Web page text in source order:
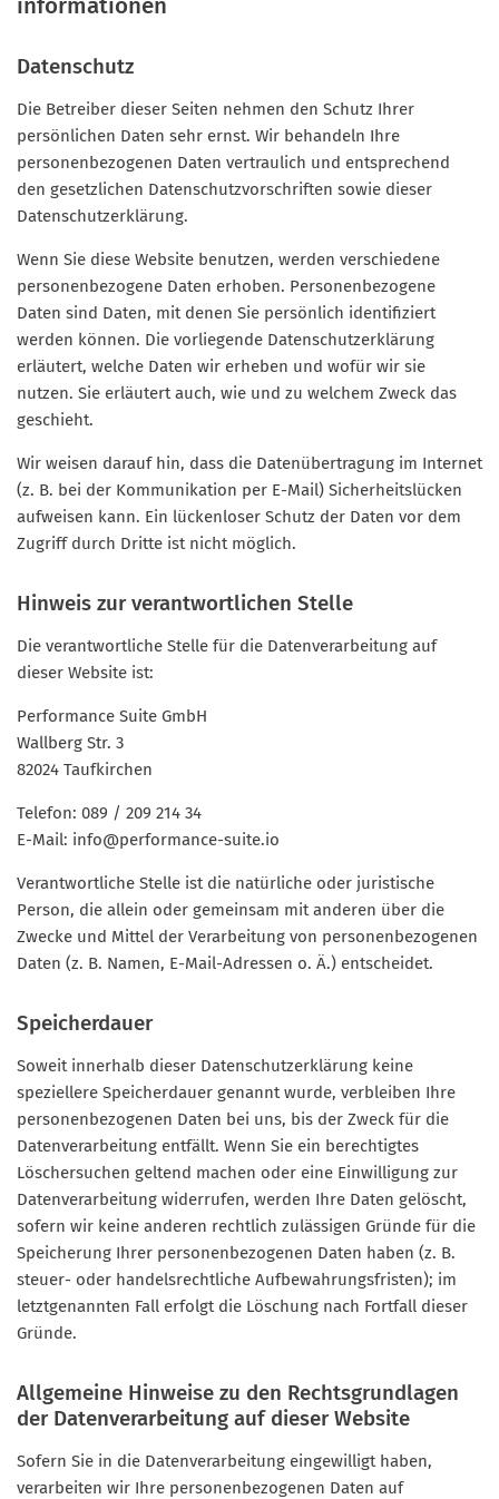
informationen
Datenschutz
Die Betreiber dieser Seiten nehmen den Schutz Ihrer
persönlichen Daten sehr ernst. Wir behandeln Ihre
personenbezogenen Daten vertraulich und entsprechend
den gesetzlichen Datenschutzvorschriften sowie dieser
Datenschutzerklärung.
Wenn Sie diese Website benutzen, werden verschiedene
personenbezogene Daten erhoben. Personenbezogene
Daten sind Daten, mit denen Sie persönlich identifiziert
werden können. Die vorliegende Datenschutzerklärung
erläutert, welche Daten wir erheben und wofür wir sie
nutzen. Sie erläutert auch, wie und zu welchem Zweck das
geschieht.
Wir weisen darauf hin, dass die Datenübertragung im Internet
(z. B. bei der Kommunikation per E-Mail) Sicherheitslücken
aufweisen kann. Ein lückenloser Schutz der Daten vor dem
Zugriff durch Dritte ist nicht möglich.
Hinweis zur verantwortlichen Stelle
Die verantwortliche Stelle für die Datenverarbeitung auf
dieser Website ist:
Performance Suite GmbH
Wallberg Str. 3
82024 Taufkirchen
Telefon: 089 / 209 214 34
E-Mail: info@performance-suite.io
Verantwortliche Stelle ist die natürliche oder juristische
Person, die allein oder gemeinsam mit anderen über die
Zwecke und Mittel der Verarbeitung von personenbezogenen
Daten (z. B. Namen, E-Mail-Adressen o. Ä.) entscheidet.
Speicherdauer
Soweit innerhalb dieser Datenschutzerklärung keine
speziellere Speicherdauer genannt wurde, verbleiben Ihre
personenbezogenen Daten bei uns, bis der Zweck für die
Datenverarbeitung entfällt. Wenn Sie ein berechtigtes
Löschersuchen geltend machen oder eine Einwilligung zur
Datenverarbeitung widerrufen, werden Ihre Daten gelöscht,
sofern wir keine anderen rechtlich zulässigen Gründe für die
Speicherung Ihrer personenbezogenen Daten haben (z. B.
steuer- oder handelsrechtliche Aufbewahrungsfristen); im
letztgenannten Fall erfolgt die Löschung nach Fortfall dieser
Gründe.
Allgemeine Hinweise zu den Rechtsgrundlagen
der Datenverarbeitung auf dieser Website
Sofern Sie in die Datenverarbeitung eingewilligt haben,
verarbeiten wir Ihre personenbezogenen Daten auf